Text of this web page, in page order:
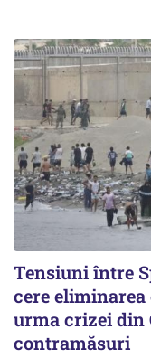
Tensiuni între
cere
urma crizei din
contramăsuri